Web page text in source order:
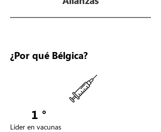
¿Por qué Bélgica?
1 °
Líder en vacunas